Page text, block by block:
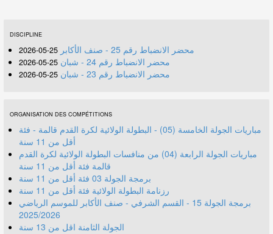
DISCIPLINE
محضر الانضباط رقم 25 - صنف الأكابر 25-05-2026
محضر الانضباط رقم 24 - شبان 25-05-2026
محضر الانضباط رقم 23 - شبان 25-05-2026
ORGANISATION DES COMPÉTITIONS
مباريات الجولة الخامسة (05) - البطولة الولائية لكرة القدم قالمة - فئة
أقل من 11 سنة
مباريات الجولة الرابعة (04) من منافسات البطولة الولائية لكرة القدم
قالمة فئة أقل من 11 سنة
برمجة الجولة 03 فئة أقل من 11 سنة
رزنامة البطولة الولائية فئة أقل من 11 سنة
برمجة الجولة 15 - القسم الشرفي - صنف الأكابر للموسم الرياضي
2025/2026
الجولة الثامنة اقل من 13 سنة